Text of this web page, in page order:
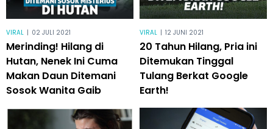
VIRAL | 02 JULI 2021
Merinding! Hilang di
Hutan, Nenek Ini Cuma
Makan Daun Ditemani
Sosok Wanita Gaib
VIRAL | 12 JUNI 2021
20 Tahun Hilang, Pria ini
Ditemukan Tinggal
Tulang Berkat Google
Earth!